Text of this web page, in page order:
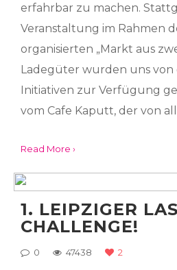
erfahrbar zu machen.
Veranstaltung im Rahmen
organisierten „Markt aus
Ladegüter wurden uns von
Initiativen zur Verfügung
vom Cafe Kaputt, der von
Read More ›
1. LEIPZIGER
CHALLENGE!
0 47438 2